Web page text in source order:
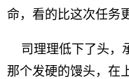
命，看的比这次任务
司理理低下了头，
那个发硬的馒头，在